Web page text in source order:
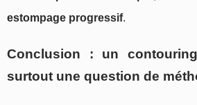
estompage progressif.
Conclusion : un
surtout une question de